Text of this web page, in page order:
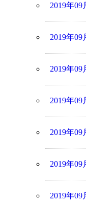
2019年09
2019年09
2019年09
2019年09
2019年09
2019年09
2019年09